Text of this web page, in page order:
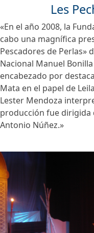
Les
«En el año 2008, la
cabo una magnífica
Pescadores de Perlas»
Nacional Manuel
encabezado por
Mata en el papel de
Lester Mendoza
producción fue dirigida
Antonio Núñez.»